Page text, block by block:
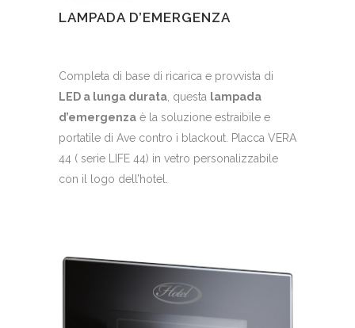
LAMPADA D’EMERGENZA
Completa di base di ricarica e provvista di
LED a lunga durata , questa lampada
d’emergenza è la soluzione estraibile e
portatile di Ave contro i blackout. Placca VERA
44 ( serie LIFE 44) in vetro personalizzabile
con il logo dell’hotel.